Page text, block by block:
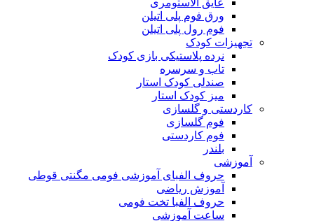
عایق الاستومری
ورق فوم پلی اتیلن
فوم رول پلی اتیلن
تجهیزات کودک
نرده پلاستیکی بازی کودک
تاب و سرسره
صندلی کودک استار
میز کودک استار
کاردستی و گلسازی
فوم گلسازی
فوم کاردستی
بلندر
آموزشی
حروف الفبای آموزشی فومی مگنتی قوطی
آموزش ریاضی
حروف الفبا تخت فومی
ساعت آموزشی